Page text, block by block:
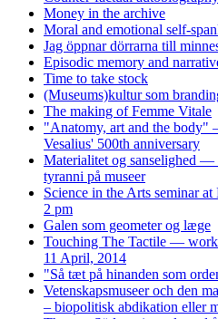
Money in the archive
Moral and emotional self-
Jag öppnar dörrarna till
Episodic memory and
Time to take stock
(Museums)kultur som
The making of Femme Vitale
"Anatomy, art and the body"
Vesalius' 500th anniversary
Materialitet og sanselighed —
tyranni på museer
Science in the Arts seminar
2 pm
Galen som geometer og læge
Touching The Tactile —
11 April, 2014
"Så tæt på hinanden som
Vetenskapsmuseer och den
– biopolitisk abdikation eller